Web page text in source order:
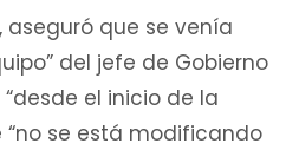
aseguró que se venía
del jefe de Gobierno
el inicio de la
“no se está modificando